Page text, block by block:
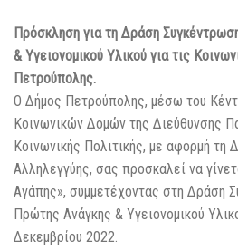
Πρόσκληση για τη Δράση
& Υγειονομικού Υλικού για τις
Πετρούπολης.
Ο Δήμος Πετρούπολης, μέσω του
Κοινωνικών Δομών της Διεύθυνσης
Κοινωνικής Πολιτικής, με αφορμή τη
Αλληλεγγύης, σας προσκαλεί να
Αγάπης», συμμετέχοντας στη Δράση
Πρώτης Ανάγκης & Υγειονομικού
Δεκεμβρίου 2022.